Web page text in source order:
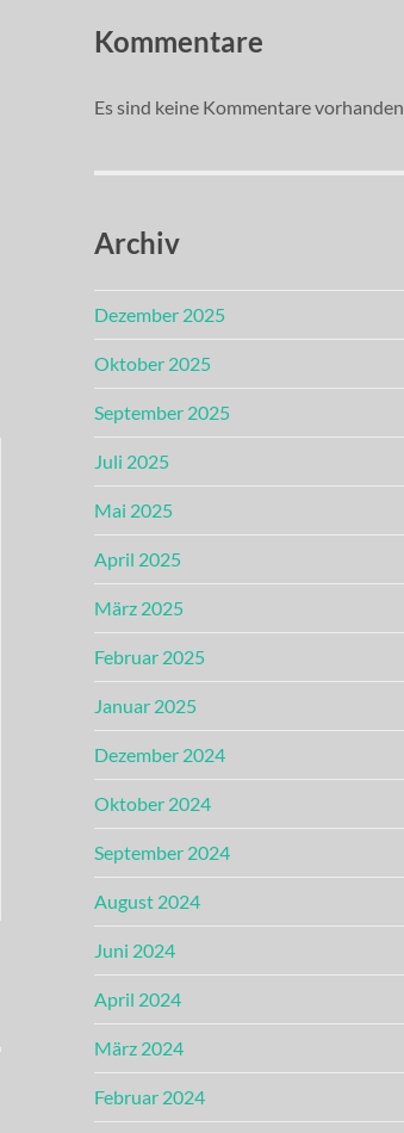
Kommentare
Es sind keine Kommentare vorhanden.
Archiv
Dezember 2025
Oktober 2025
September 2025
Juli 2025
Mai 2025
April 2025
März 2025
Februar 2025
Januar 2025
Dezember 2024
Oktober 2024
September 2024
August 2024
Juni 2024
April 2024
März 2024
Februar 2024